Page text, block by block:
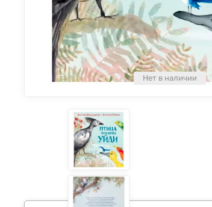
Нет в наличии